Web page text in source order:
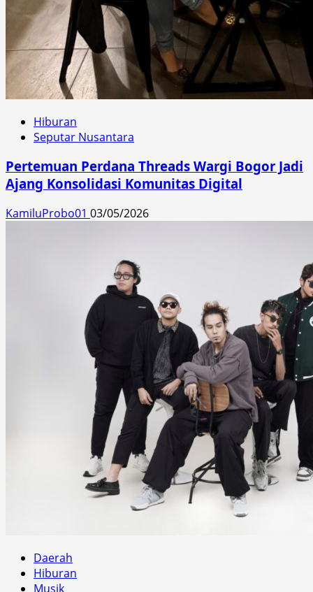
Hiburan
Seputar Nusantara
Pertemuan Perdana Threads Wargi Bogor Jadi
Ajang Konsolidasi Komunitas Digital
KamiluProbo01 03/05/2026
Daerah
Hiburan
Musik